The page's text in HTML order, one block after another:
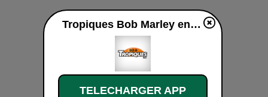
Tropiques Bob Marley en ligne
TELECHARGER APP